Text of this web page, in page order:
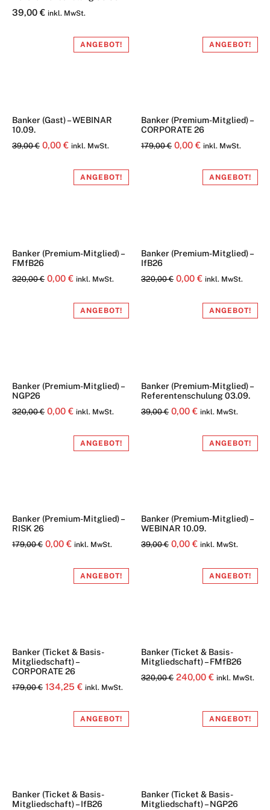
39,00 € inkl. MwSt.
ANGEBOT!
Banker (Gast) – WEBINAR
10.09.
39,00€ Ursprünglicher
0,00 €Aktueller
inkl. MwSt.
ANGEBOT!
Banker (Premium-Mitglied) –
CORPORATE 26
179,00€ Ursprünglicher
0,00 €Aktueller
ist:
inkl. MwSt.
ANGEBOT!
Banker (Premium-Mitglied) –
FMfB26
320,00€ Ursprünglicher
0,00 €Aktueller
ist:
inkl. MwSt.
ANGEBOT!
Banker (Premium-Mitglied) –
IfB26
320,00€ Ursprünglicher
0,00 €Aktueller
ist:
inkl. MwSt.
ANGEBOT!
Banker (Premium-Mitglied) –
NGP26
320,00€ Ursprünglicher
0,00 €Aktueller
ist:
inkl. MwSt.
ANGEBOT!
Banker (Premium-Mitglied) –
Referentenschulung 03.09.
39,00€ Ursprünglicher
0,00 €Aktueller
inkl. MwSt.
ANGEBOT!
Banker (Premium-Mitglied) –
RISK 26
179,00€ Ursprünglicher
0,00 €Aktueller
ist:
inkl. MwSt.
ANGEBOT!
Banker (Premium-Mitglied) –
WEBINAR 10.09.
39,00€ Ursprünglicher
0,00 €Aktueller
inkl. MwSt.
ANGEBOT!
Banker (Ticket & Basis-
Mitgliedschaft) –
CORPORATE 26
179,00€ Ursprünglicher
134,25 €Aktueller
ist:
inkl. MwSt.
ANGEBOT!
Banker (Ticket & Basis-
Mitgliedschaft) – FMfB26
320,00€ Ursprünglicher
320,00 €
240,00 €Aktueller
240,00 €.
inkl. MwSt.
ANGEBOT!
Banker (Ticket & Basis-
Mitgliedschaft) – IfB26
ANGEBOT!
Banker (Ticket & Basis-
Mitgliedschaft) – NGP26